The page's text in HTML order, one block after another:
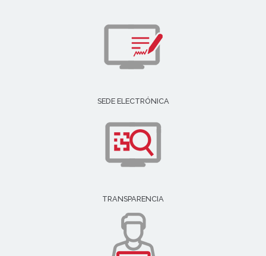
SEDE ELECTRÓNICA
TRANSPARENCIA